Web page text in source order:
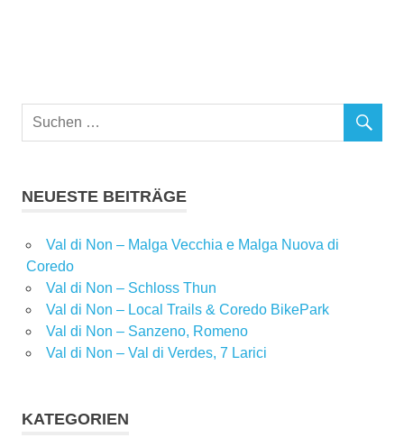
NEUESTE BEITRÄGE
Val di Non – Malga Vecchia e Malga Nuova di
Coredo
Val di Non – Schloss Thun
Val di Non – Local Trails & Coredo BikePark
Val di Non – Sanzeno, Romeno
Val di Non – Val di Verdes, 7 Larici
KATEGORIEN